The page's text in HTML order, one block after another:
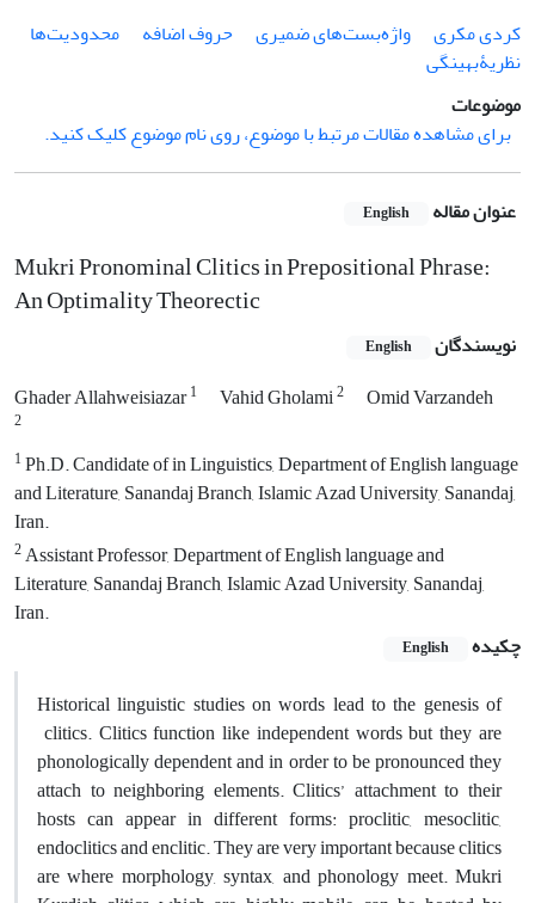
کردی مکری
واژه‌بست‌های ضمیری حروف اضافه
محدودیت‌ها
نظریۀ‌بهینگی
موضوعات
برای مشاهده مقالات مرتبط با موضوع، روی نام موضوع کلیک کنید.
عنوان مقاله English
Mukri Pronominal Clitics in Prepositional Phrase:
An Optimality Theorectic
نویسندگان English
Ghader Allahweisiazar1 Vahid Gholami2 Omid Varzandeh
2
1Ph.D. Candidate of in Linguistics, Department of English language
and Literature, Sanandaj Branch, Islamic Azad University, Sanandaj,
Iran.
2Assistant Professor, Department of English language and
Literature, Sanandaj Branch, Islamic Azad University, Sanandaj,
Iran.
چکیده
English
Historical linguistic studies on words lead to the genesis of
clitics. Clitics function like independent words but they are
phonologically dependent and in order to be pronounced they
attach to neighboring elements. Clitics’ attachment to their
hosts can appear in different forms: proclitic, mesoclitic,
endoclitics and enclitic. They are very important because clitics
are where morphology, syntax, and phonology meet. Mukri